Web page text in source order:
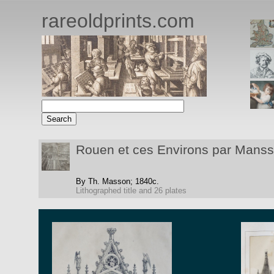
rareoldprints.com
Rouen et ces Environs par
By Th. Masson; 1840c.
Lithographed title and 26 plates